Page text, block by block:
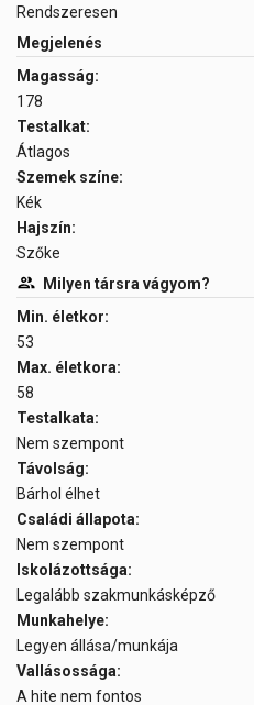
Rendszeresen
Megjelenés
Magasság:
178
Testalkat:
Átlagos
Szemek színe:
Kék
Hajszín:
Szőke
Milyen társra vágyom?
Min. életkor:
53
Max. életkora:
58
Testalkata:
Nem szempont
Távolság:
Bárhol élhet
Családi állapota:
Nem szempont
Iskolázottsága:
Legalább szakmunkásképző
Munkahelye:
Legyen állása/munkája
Vallásossága:
A hite nem fontos